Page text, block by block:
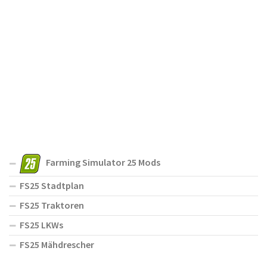
Farming Simulator 25 Mods
FS25 Stadtplan
FS25 Traktoren
FS25 LKWs
FS25 Mähdrescher